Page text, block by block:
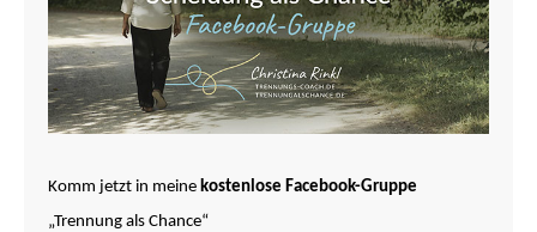
Komm jetzt in meine kostenlose Facebook-Gruppe
„Trennung als Chance“